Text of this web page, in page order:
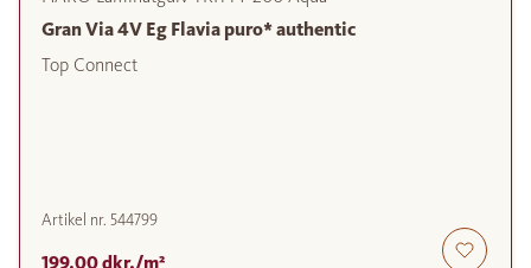
Gran Via 4V Eg Flavia puro* authentic
Top Connect
Artikel nr. 544799
199,00 dkr./m²